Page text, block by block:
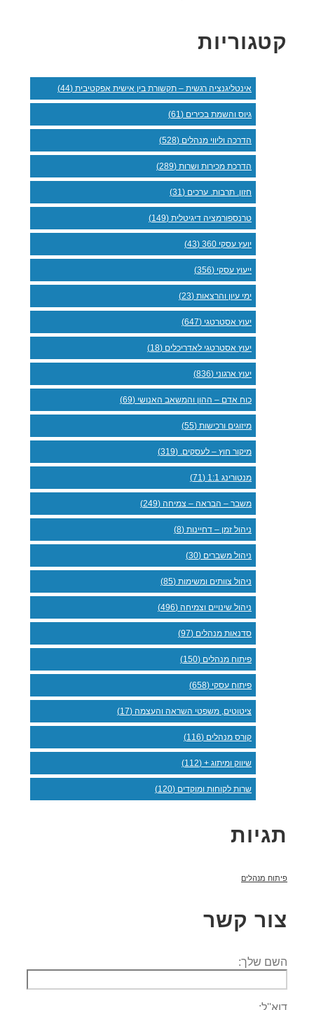
קטגוריות
אינטליגנציה רגשית – תקשורת בין אישית אפקטיבית (44)
גיוס והשמת בכירים (61)
הדרכה וליווי מנהלים (528)
הדרכת מכירות ושרות (289)
חזון. תרבות. ערכים (31)
טרנספורמציה דיגיטלית (149)
יועץ עסקי 360 (43)
ייעוץ עסקי (356)
ימי עיון והרצאות (23)
יעוץ אסטרטגי (647)
יעוץ אסטרטגי לאדריכלים (18)
יעוץ ארגוני (836)
כוח אדם – ההון והמשאב האנושי (69)
מיזוגים ורכישות (55)
מיקור חוץ – לעסקים. (319)
מנטורינג 1:1 (71)
משבר – הבראה – צמיחה (249)
ניהול זמן – דחיינות (8)
ניהול משברים (30)
ניהול צוותים ומשימות (85)
ניהול שינויים וצמיחה (496)
סדנאות מנהלים (97)
פיתוח מנהלים (150)
פיתוח עסקי (658)
ציטוטים, משפטי השראה והעצמה (17)
קורס מנהלים (116)
שיווק ומיתוג + (112)
שרות לקוחות ומוקדים (120)
תגיות
פיתוח מנהלים
צור קשר
השם שלך:
דוא''ל: